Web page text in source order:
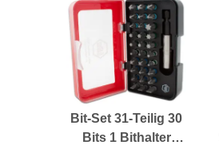
Bit-Set 31-Teilig 30
Bits 1 Bithalter